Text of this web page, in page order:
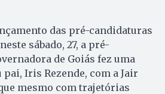
das pré-candidaturas
sábado, 27, a pré-
de Goiás fez uma
pai, Iris Rezende, com a Jair
mesmo com trajetórias